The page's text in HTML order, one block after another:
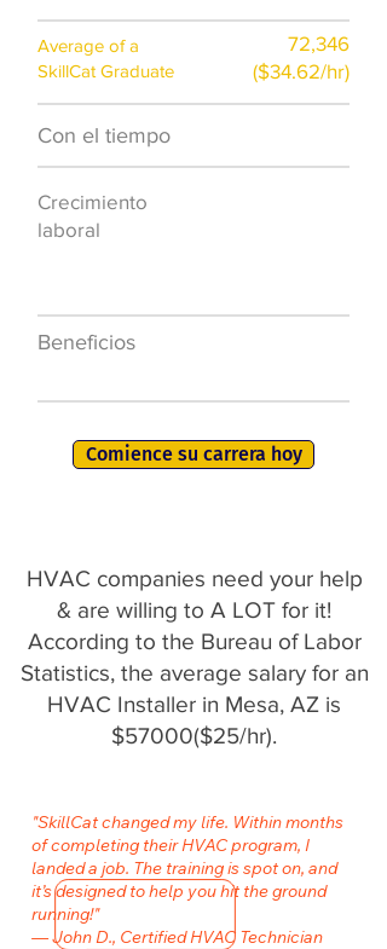
Average of a
SkillCat Graduate
72,346
($34.62/hr)
Con el tiempo
Crecimiento
laboral
Beneficios
Comience su carrera hoy
HVAC companies need your help
& are willing to A LOT for it!
According to the Bureau of Labor
Statistics, the average salary for an
HVAC Installer in Mesa, AZ is
$57000($25/hr).
"SkillCat changed my life. Within months
of completing their HVAC program, I
landed a job. The training is spot on, and
it’s designed to help you hit the ground
running!"
— John D., Certified HVAC Technician